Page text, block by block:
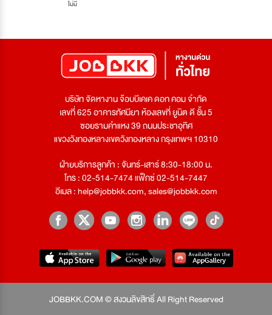
ไม่มี
บริษัท จัดหางาน จ๊อบบีเคเค ดอท คอม จำกัด
เลขที่ 625 อาคารทัศนียา ห้องเลขที่ ยูนิต ดี ชั้น 5
ซอยรามคำแหง 39 ถนนประชาอุทิศ
แขวงวังทองหลางเขตวังทองหลาง กรุงเทพฯ 10310
ฝ่ายบริการลูกค้า : จันทร์-เสาร์ 8:30-18:00 น.
โทร : 02-514-7474 แฟ็กซ์ 02-514-7447
อีเมล :help@jobbkk.com,sales@jobbkk.com
JOBBKK.COM © สงวนลิขสิทธิ์ All Right Reserved